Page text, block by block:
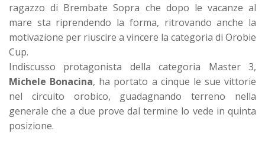
ragazzo di Brembate Sopra che dopo le vacanze al
mare sta riprendendo la forma, ritrovando anche la
motivazione per riuscire a vincere la categoria di Orobie
Cup.
Indiscusso protagonista della categoria Master 3,
Michele Bonacina, ha portato a cinque le sue vittorie
nel circuito orobico, guadagnando terreno nella
generale che a due prove dal termine lo vede in quinta
posizione.